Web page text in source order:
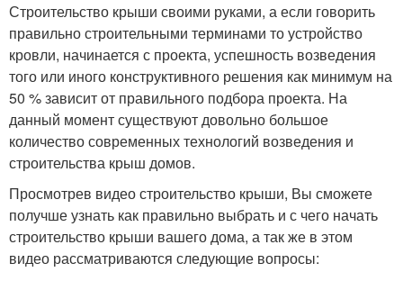
Строительство крыши своими руками, а если говорить
правильно строительными терминами то устройство
кровли, начинается с проекта, успешность возведения
того или иного конструктивного решения как минимум на
50 % зависит от правильного подбора проекта. На
данный момент существуют довольно большое
количество современных технологий возведения и
строительства крыш домов.
Просмотрев видео строительство крыши, Вы сможете
получше узнать как правильно выбрать и с чего начать
строительство крыши вашего дома, а так же в этом
видео рассматриваются следующие вопросы: